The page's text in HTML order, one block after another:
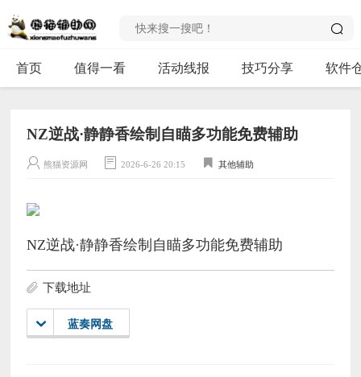
首页 值得一看 活动线报 技巧分享 软件
NZ逆战·静静香绘制自瞄多功能免费辅助
熊猫资源网 2026-6-26 20:15 其他辅助
NZ逆战·静静香绘制自瞄多功能免费辅助
下载地址
蓝奏网盘